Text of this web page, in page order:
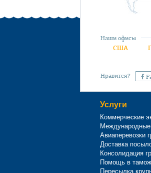
Наши офисы
США
Нравится?
Услуги
Коммерческие
Международные
Авиаперевозки
Доставка
Консолидация
Помощь в
Пересылка